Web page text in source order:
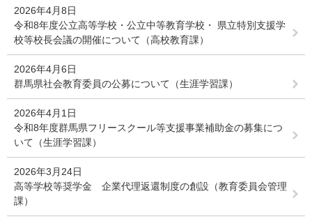
2026年4月8日
令和8年度公立高等学校・公立中等教育学校・ 県立特別支援学
校等校長会議の開催について（高校教育課）
2026年4月6日
群馬県社会教育委員の公募について（生涯学習課）
2026年4月1日
令和8年度群馬県フリースクール等支援事業補助金の募集につ
いて（生涯学習課）
2026年3月24日
高等学校等奨学金 企業代理返還制度の創設（教育委員会管理
課）